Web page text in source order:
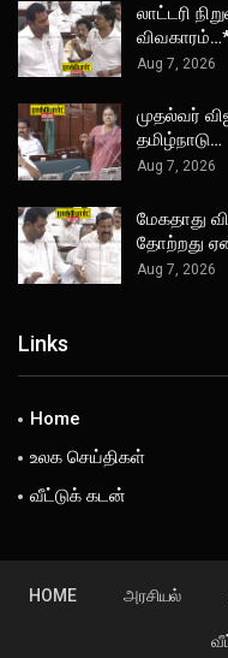
லாட்டரி
Aug 7, 2026
முதல்வர்
தமிழ்நாடு…
Aug 7, 2026
மேகதாது
தோற்றது
Aug 7, 2026
Links
Home
உலக செய்திகள்
வீட்டுக் கடன்
HOME அரசியல்